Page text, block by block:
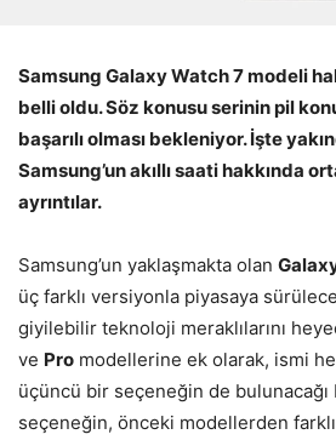
Samsung Galaxy Watch 7 modeli
belli oldu. Söz konusu serinin pil
başarılı olması bekleniyor. İşte
Samsung’un akıllı saati hakkında
ayrıntılar.
Samsung’un yaklaşmakta olan
üç farklı versiyonla piyasaya
giyilebilir teknoloji meraklılarını
ve Pro modellerine ek olarak, ismi
üçüncü bir seçeneğin de
seçeneğin, önceki modellerden